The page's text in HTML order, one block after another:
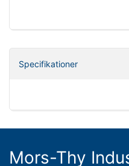
Specifikationer
Mors-Thy